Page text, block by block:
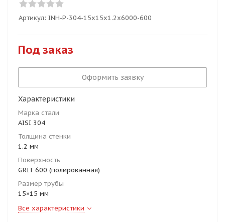
Артикул: INH-P-304-15x15x1.2x6000-600
Под заказ
Оформить заявку
Характеристики
Марка стали
AISI 304
Толщина стенки
1.2 мм
Поверхность
GRIT 600 (полированная)
Размер трубы
15×15 мм
Все характеристики